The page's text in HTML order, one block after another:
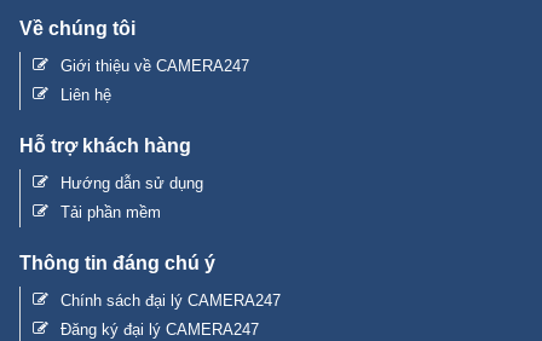
Về chúng tôi
Giới thiệu về CAMERA247
Liên hệ
Hỗ trợ khách hàng
Hướng dẫn sử dụng
Tải phần mềm
Thông tin đáng chú ý
Chính sách đại lý CAMERA247
Đăng ký đại lý CAMERA247